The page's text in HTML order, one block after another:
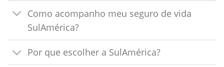
Como acompanho meu seguro de vida
SulAmérica?
Por que escolher a SulAmérica?